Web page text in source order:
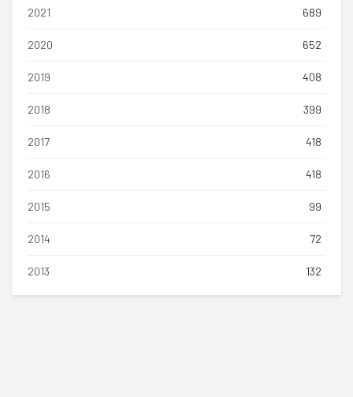
2021 689
2020 652
2019 408
2018 399
2017 418
2016 418
2015 99
2014 72
2013 132